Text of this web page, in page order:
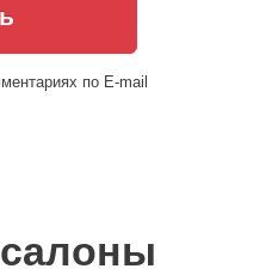
по E-mail